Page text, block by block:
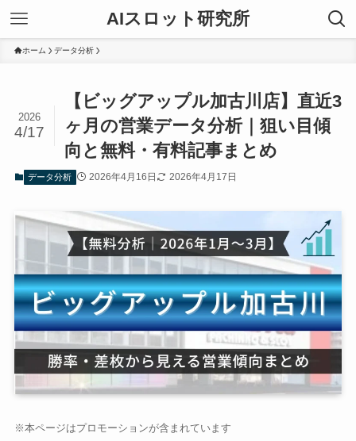
AIスロット研究所
ホーム データ分析
【ビッグアップル加古川店】直近3
ヶ月の営業データ分析｜狙い目傾
向と無料・有料記事まとめ
2026
4/17
データ分析 2026年4月16日 2026年4月17日
※本ページはプロモーションが含まれています